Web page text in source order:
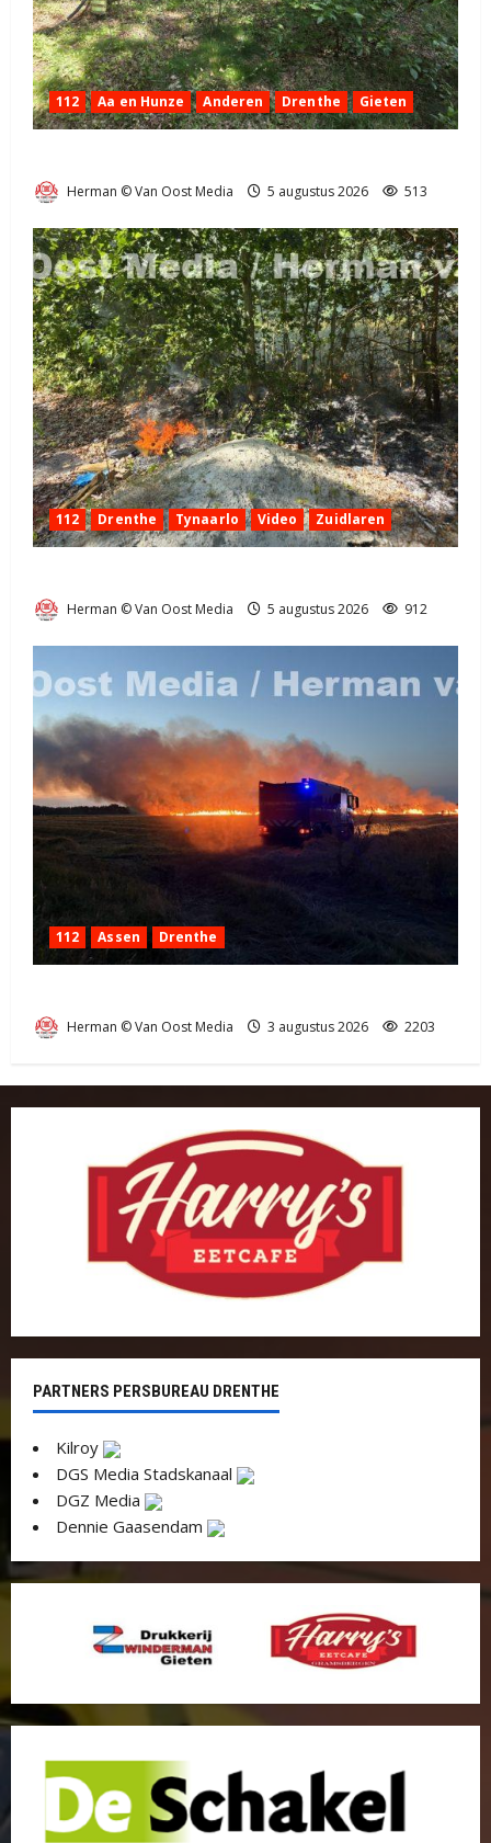
112 Aa en Hunze Anderen Drenthe Gieten
Herman © Van Oost Media 5 augustus 2026 513
112 Drenthe Tynaarlo Video Zuidlaren
Herman © Van Oost Media 5 augustus 2026 912
112 Assen Drenthe
Herman © Van Oost Media 3 augustus 2026 2203
PARTNERS PERSBUREAU DRENTHE
Kilroy
DGS Media Stadskanaal
DGZ Media
Dennie Gaasendam